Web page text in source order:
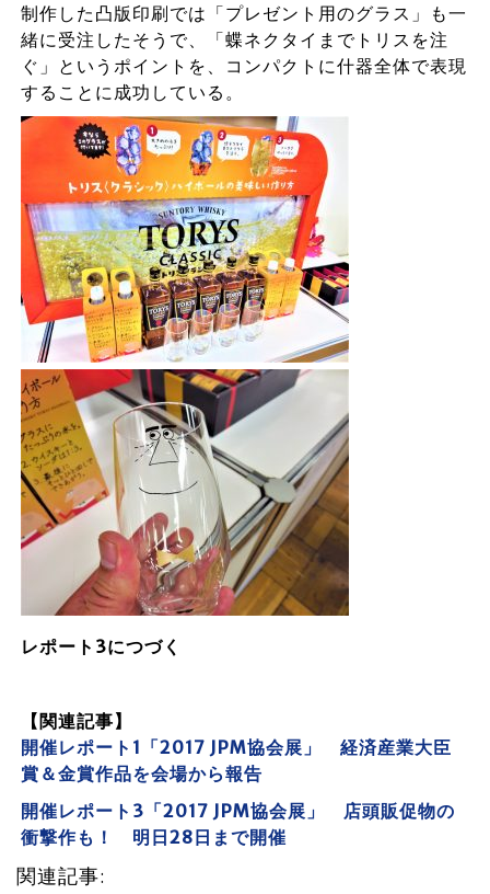
制作した凸版印刷では「プレゼント用のグラス」も一
緒に受注したそうで、「蝶ネクタイまでトリスを注
ぐ」というポイントを、コンパクトに什器全体で表現
することに成功している。
レポート3につづく
【関連記事】
開催レポート1「2017 JPM協会展」 経済産業大臣
賞＆金賞作品を会場から報告
開催レポート3「2017 JPM協会展」 店頭販促物の
衝撃作も！ 明日28日まで開催
関連記事: